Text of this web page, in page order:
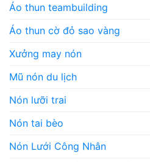
Áo thun teambuilding
Áo thun cờ đỏ sao vàng
Xưởng may nón
Mũ nón du lịch
Nón lưỡi trai
Nón tai bèo
Nón Lưới Công Nhân